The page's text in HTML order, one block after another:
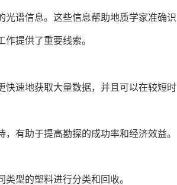
谱信息。这些信息帮助地质学家准确识
提供了重要线索。
快速地获取大量数据，并且可以在较短时
有助于提高勘探的成功率和经济效益。
型的塑料进行分类和回收。